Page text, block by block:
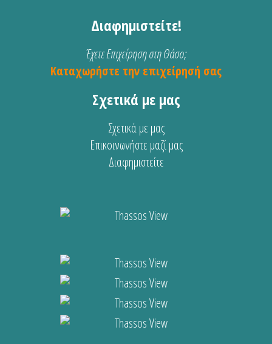
Διαφημιστείτε!
Έχετε Επιχείρηση στη Θάσο;
Καταχωρήστε την επιχείρησή σας
Σχετικά με μας
Σχετικά με μας
Επικοινωνήστε μαζί μας
Διαφημιστείτε